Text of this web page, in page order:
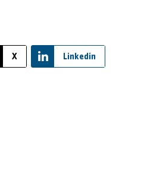
X Linkedin